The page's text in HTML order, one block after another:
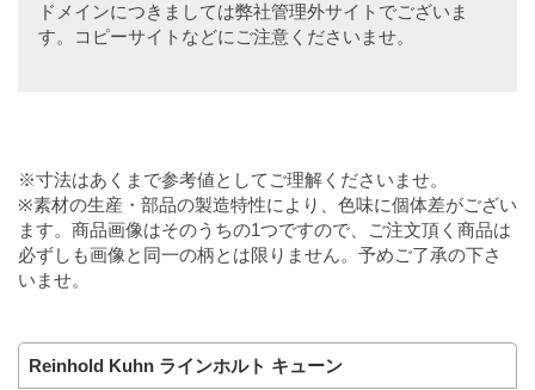
ドメインにつきましては弊社管理外サイトでございま
す。コピーサイトなどにご注意くださいませ。
※寸法はあくまで参考値としてご理解くださいませ。
※素材の生産・部品の製造特性により、色味に個体差がござい
ます。商品画像はそのうちの1つですので、ご注文頂く商品は
必ずしも画像と同一の柄とは限りません。予めご了承の下さ
いませ。
Reinhold Kuhn ラインホルト キューン